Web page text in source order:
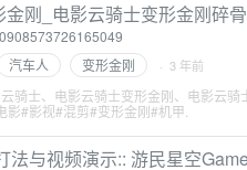
刚_电影云骑士变形金刚碎
汽车人 变形金刚 · 3 年前
骑士、电影云骑士变形金刚、电影云
#影视#混剪#变形金刚#机甲.
法与视频演示:: 游民星空